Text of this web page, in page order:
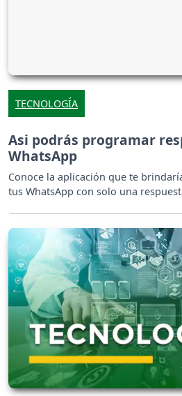
TECNOLOGÍA
Asi podrás programar
WhatsApp
Conoce la aplicación que te
tus WhatsApp con solo una